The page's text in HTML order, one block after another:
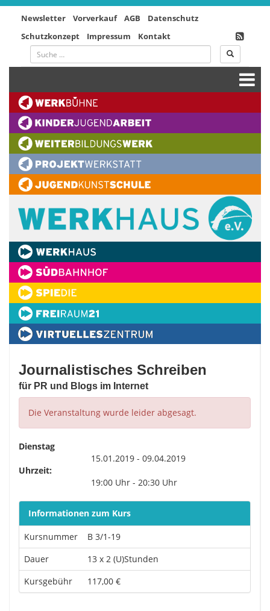
Newsletter Vorverkauf AGB
Datenschutz
Schutzkonzept
Impressum Kontakt
Journalistisches Schreiben
für PR und Blogs im Internet
Die Veranstaltung wurde leider abgesagt.
Dienstag
15.01.2019 - 09.04.2019
Uhrzeit:
19:00 Uhr - 20:30 Uhr
Informationen zum Kurs
Kursnummer
B 3/1-19
Dauer
13 x 2 (U)Stunden
Kursgebühr
117,00 €